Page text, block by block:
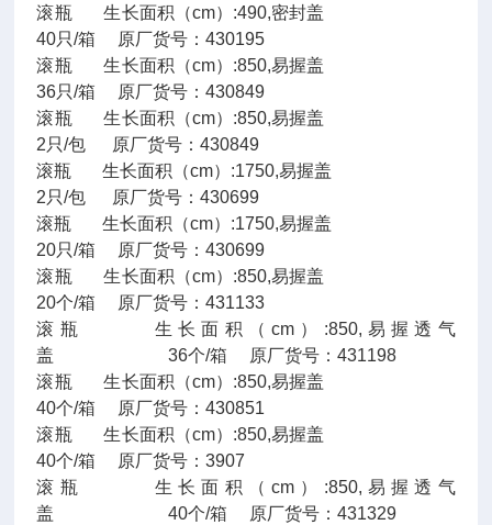
滚瓶 生长面积（cm）:490,密封盖
40只/箱 原厂货号：430195
滚瓶 生长面积（cm）:850,易握盖
36只/箱 原厂货号：430849
滚瓶 生长面积（cm）:850,易握盖
2只/包 原厂货号：430849
滚瓶 生长面积（cm）:1750,易握盖
2只/包 原厂货号：430699
滚瓶 生长面积（cm）:1750,易握盖
20只/箱 原厂货号：430699
滚瓶 生长面积（cm）:850,易握盖
20个/箱 原厂货号：431133
滚瓶 生长面积（cm）:850,易握透气
盖 36个/箱 原厂货号：431198
滚瓶 生长面积（cm）:850,易握盖
40个/箱 原厂货号：430851
滚瓶 生长面积（cm）:850,易握盖
40个/箱 原厂货号：3907
滚瓶 生长面积（cm）:850,易握透气
盖 40个/箱 原厂货号：431329